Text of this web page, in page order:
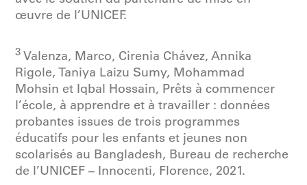
œuvre de l’UNICEF.
3 Valenza, Marco, Cirenia Chávez, Annika
Rigole, Taniya Laizu Sumy, Mohammad
Mohsin et Iqbal Hossain, Prêts à commencer
l’école, à apprendre et à travailler : données
probantes issues de trois programmes
éducatifs pour les enfants et jeunes non
scolarisés au Bangladesh, Bureau de recherche
de l’UNICEF – Innocenti, Florence, 2021.